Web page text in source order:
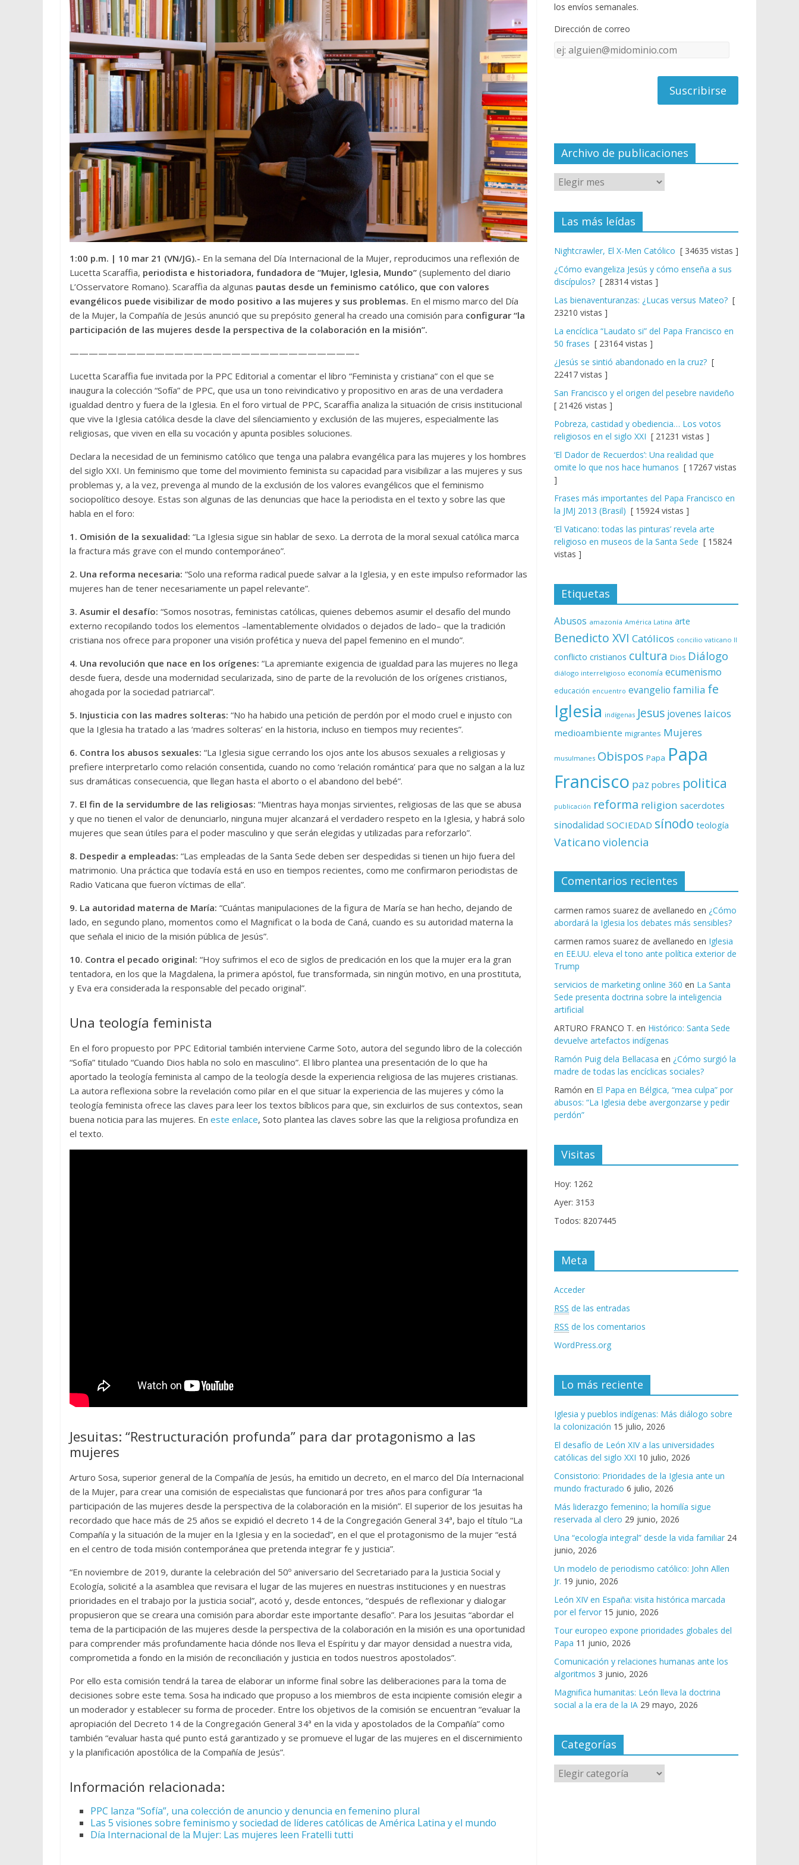
1:00 p.m. | 10 mar 21 (VN/JG).- En la semana del Día Internacional de la Mujer, reproducimos una reflexión de
Lucetta Scaraffia, periodista e historiadora, fundadora de “Mujer, Iglesia, Mundo” (suplemento del diario
L’Osservatore Romano). Scaraffia da algunas pautas desde un feminismo católico, que con valores
evangélicos puede visibilizar de modo positivo a las mujeres y sus problemas. En el mismo marco del Día
de la Mujer, la Compañía de Jesús anunció que su prepósito general ha creado una comisión para configurar “la
participación de las mujeres desde la perspectiva de la colaboración en la misión”.
——————————————————————————————–
Lucetta Scaraffia fue invitada por la PPC Editorial a comentar el libro “Feminista y cristiana” con el que se
inaugura la colección “Sofía” de PPC, que usa un tono reivindicativo y propositivo en aras de una verdadera
igualdad dentro y fuera de la Iglesia. En el foro virtual de PPC, Scaraffia analiza la situación de crisis institucional
que vive la Iglesia católica desde la clave del silenciamiento y exclusión de las mujeres, especialmente las
religiosas, que viven en ella su vocación y apunta posibles soluciones.
Declara la necesidad de un feminismo católico que tenga una palabra evangélica para las mujeres y los hombres
del siglo XXI. Un feminismo que tome del movimiento feminista su capacidad para visibilizar a las mujeres y sus
problemas y, a la vez, prevenga al mundo de la exclusión de los valores evangélicos que el feminismo
sociopolítico desoye. Estas son algunas de las denuncias que hace la periodista en el texto y sobre las que
habla en el foro:
1. Omisión de la sexualidad: “La Iglesia sigue sin hablar de sexo. La derrota de la moral sexual católica marca
la fractura más grave con el mundo contemporáneo”.
2. Una reforma necesaria: “Solo una reforma radical puede salvar a la Iglesia, y en este impulso reformador las
mujeres han de tener necesariamente un papel relevante”.
3. Asumir el desafío: “Somos nosotras, feministas católicas, quienes debemos asumir el desafío del mundo
externo recopilando todos los elementos –lamentablemente olvidados o dejados de lado– que la tradición
cristiana nos ofrece para proponer una visión profética y nueva del papel femenino en el mundo”.
4. Una revolución que nace en los orígenes: “La apremiante exigencia de igualdad para las mujeres no llega
desde fuera, desde una modernidad secularizada, sino de parte de la revolución de los orígenes cristianos,
ahogada por la sociedad patriarcal”.
5. Injusticia con las madres solteras: “No ha habido una petición de perdón por el modo cruel e injusto con
que la Iglesia ha tratado a las ‘madres solteras’ en la historia, incluso en tiempos muy recientes”.
6. Contra los abusos sexuales: “La Iglesia sigue cerrando los ojos ante los abusos sexuales a religiosas y
prefiere interpretarlo como relación consentida, cuando no como ‘relación romántica’ para que no salgan a la luz
sus dramáticas consecuencia, que llegan hasta el aborto o el abandono del bebé”.
7. El fin de la servidumbre de las religiosas: “Mientras haya monjas sirvientes, religiosas de las que se abusa
y que no tienen el valor de denunciarlo, ninguna mujer alcanzará el verdadero respeto en la Iglesia, y habrá solo
mujeres que sean útiles para el poder masculino y que serán elegidas y utilizadas para reforzarlo”.
8. Despedir a empleadas: “Las empleadas de la Santa Sede deben ser despedidas si tienen un hijo fuera del
matrimonio. Una práctica que todavía está en uso en tiempos recientes, como me confirmaron periodistas de
Radio Vaticana que fueron víctimas de ella”.
9. La autoridad materna de María: “Cuántas manipulaciones de la figura de María se han hecho, dejando de
lado, en segundo plano, momentos como el Magnificat o la boda de Caná, cuando es su autoridad materna la
que señala el inicio de la misión pública de Jesús”.
10. Contra el pecado original: “Hoy sufrimos el eco de siglos de predicación en los que la mujer era la gran
tentadora, en los que la Magdalena, la primera apóstol, fue transformada, sin ningún motivo, en una prostituta,
y Eva era considerada la responsable del pecado original”.
Una teología feminista
En el foro propuesto por PPC Editorial también interviene Carme Soto, autora del segundo libro de la colección
“Sofía” titulado “Cuando Dios habla no solo en masculino”. El libro plantea una presentación de lo que ha
aportado la teología feminista al campo de la teología desde la experiencia religiosa de las mujeres cristianas.
La autora reflexiona sobre la revelación como pilar en el que situar la experiencia de las mujeres y cómo la
teología feminista ofrece las claves para leer los textos bíblicos para que, sin excluirlos de sus contextos, sean
buena noticia para las mujeres. En este enlace, Soto plantea las claves sobre las que la religiosa profundiza en
el texto.
Jesuitas: “Restructuración profunda” para dar protagonismo a las
mujeres
Arturo Sosa, superior general de la Compañía de Jesús, ha emitido un decreto, en el marco del Día Internacional
de la Mujer, para crear una comisión de especialistas que funcionará por tres años para configurar “la
participación de las mujeres desde la perspectiva de la colaboración en la misión”. El superior de los jesuitas ha
recordado que hace más de 25 años se expidió el decreto 14 de la Congregación General 34ª, bajo el título “La
Compañía y la situación de la mujer en la Iglesia y en la sociedad”, en el que el protagonismo de la mujer “está
en el centro de toda misión contemporánea que pretenda integrar fe y justicia”.
“En noviembre de 2019, durante la celebración del 50º aniversario del Secretariado para la Justicia Social y
Ecología, solicité a la asamblea que revisara el lugar de las mujeres en nuestras instituciones y en nuestras
prioridades en el trabajo por la justicia social”, acotó y, desde entonces, “después de reflexionar y dialogar
propusieron que se creara una comisión para abordar este importante desafío”. Para los Jesuitas “abordar el
tema de la participación de las mujeres desde la perspectiva de la colaboración en la misión es una oportunidad
para comprender más profundamente hacia dónde nos lleva el Espíritu y dar mayor densidad a nuestra vida,
comprometida a fondo en la misión de reconciliación y justicia en todos nuestros apostolados”.
Por ello esta comisión tendrá la tarea de elaborar un informe final sobre las deliberaciones para la toma de
decisiones sobre este tema. Sosa ha indicado que propuso a los miembros de esta incipiente comisión elegir a
un moderador y establecer su forma de proceder. Entre los objetivos de la comisión se encuentran “evaluar la
apropiación del Decreto 14 de la Congregación General 34ª en la vida y apostolados de la Compañía” como
también “evaluar hasta qué punto está garantizado y se promueve el lugar de las mujeres en el discernimiento
y la planificación apostólica de la Compañía de Jesús”.
Información relacionada:
PPC lanza “Sofía”, una colección de anuncio y denuncia en femenino plural
Las 5 visiones sobre feminismo y sociedad de líderes católicas de América Latina y el mundo
Día Internacional de la Mujer: Las mujeres leen Fratelli tutti
o
k e
C
el
los envíos semanales.
Dirección de correo
Dirección
Archivo de publicaciones
Las más leídas
Nightcrawler, El X-Men Católico [ 34635 vistas ]
¿Cómo evangeliza Jesús y cómo enseña a sus
discípulos? [ 28314 vistas ]
Las bienaventuranzas: ¿Lucas versus Mateo? [
23210 vistas ]
La encíclica “Laudato si” del Papa Francisco en
50 frases [ 23164 vistas ]
¿Jesús se sintió abandonado en la cruz? [
22417 vistas ]
San Francisco y el origen del pesebre navideño
[ 21426 vistas ]
Pobreza, castidad y obediencia… Los votos
religiosos en el siglo XXI [ 21231 vistas ]
‘El Dador de Recuerdos’: Una realidad que
omite lo que nos hace humanos [ 17267 vistas
]
Frases más importantes del Papa Francisco en
la JMJ 2013 (Brasil) [ 15924 vistas ]
‘El Vaticano: todas las pinturas’ revela arte
religioso en museos de la Santa Sede [ 15824
vistas ]
Etiquetas
Abusos amazonía América Latina arte
Benedicto XVI Católicos concilio vaticano II
conflicto cristianos cultura Dios Diálogo
diálogo interreligioso economía ecumenismo
educación encuentro evangelio familia fe
Iglesia indígenas Jesus jovenes laicos
medioambiente migrantes Mujeres
musulmanes Obispos Papa Papa
Francisco paz pobres politica
publicación reforma religion sacerdotes
sinodalidad SOCIEDAD sínodo teología
Vaticano violencia
Comentarios recientes
carmen ramos suarez de avellanedo en ¿Cómo
abordará la Iglesia los debates más sensibles?
carmen ramos suarez de avellanedo en Iglesia
en EE.UU. eleva el tono ante política exterior de
Trump
servicios de marketing online 360 en La Santa
Sede presenta doctrina sobre la inteligencia
artificial
ARTURO FRANCO T. en Histórico: Santa Sede
devuelve artefactos indígenas
Ramón Puig dela Bellacasa en ¿Cómo surgió la
madre de todas las encíclicas sociales?
Ramón en El Papa en Bélgica, “mea culpa” por
abusos: “La Iglesia debe avergonzarse y pedir
perdón”
Visitas
Hoy: 1262
Ayer: 3153
Todos: 8207445
Meta
Acceder
RSS de las entradas
RSS de los comentarios
WordPress.org
Lo más reciente
Iglesia y pueblos indígenas: Más diálogo sobre
la colonización 15 julio, 2026
El desafío de León XIV a las universidades
católicas del siglo XXI 10 julio, 2026
Consistorio: Prioridades de la Iglesia ante un
mundo fracturado 6 julio, 2026
Más liderazgo femenino; la homilía sigue
reservada al clero 29 junio, 2026
Una “ecología integral” desde la vida familiar 24
junio, 2026
Un modelo de periodismo católico: John Allen
Jr. 19 junio, 2026
León XIV en España: visita histórica marcada
por el fervor 15 junio, 2026
Tour europeo expone prioridades globales del
Papa 11 junio, 2026
Comunicación y relaciones humanas ante los
algoritmos 3 junio, 2026
Magnifica humanitas: León lleva la doctrina
social a la era de la IA 29 mayo, 2026
Categorías